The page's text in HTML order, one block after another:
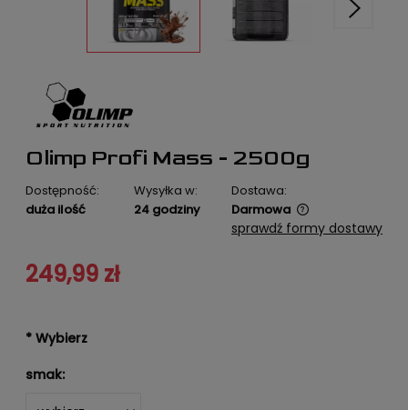
Olimp Profi Mass - 2500g
Dostępność:
duża ilość
Wysyłka w:
24 godziny
Dostawa:
Darmowa
Cena nie zawiera ewentualnych kosztów płatności
sprawdź formy dostawy
249,99 zł
* Wybierz
smak: